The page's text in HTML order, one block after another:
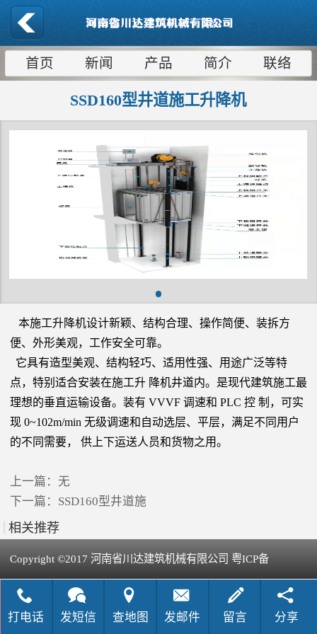
首页 新闻 产品 简介 联络
SSD160型井道施工升降机
本施工升降机设计新颖、结构合理、操作简便、装拆方
便、外形美观，工作安全可靠。
它具有造型美观、结构轻巧、适用性强、用途广泛等特
点，特别适合安装在施工升 降机井道内。是现代建筑施工最
理想的垂直运输设备。装有 VVVF 调速和 PLC 控 制，可实
现 0~102m/min 无级调速和自动选层、平层，满足不同用户
的不同需要， 供上下运送人员和货物之用。
上一篇：无
下一篇： SSD160型井道施
相关推荐
Copyright ©2017 河南省川达建筑机械有限公司 粤ICP备
09063742号-1
犀牛云提供企业云服务
打电话 发短信 查地图 发邮件 留言 分享